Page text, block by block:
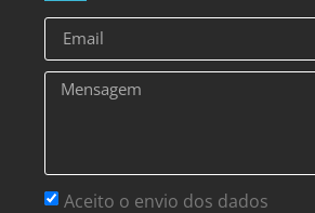
Aceito o envio dos dados